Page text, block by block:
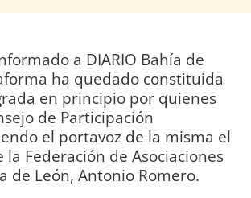
a DIARIO Bahía de
ha quedado constituida
en principio por quienes
de Participación
el portavoz de la misma el
Federación de Asociaciones
de León, Antonio Romero.